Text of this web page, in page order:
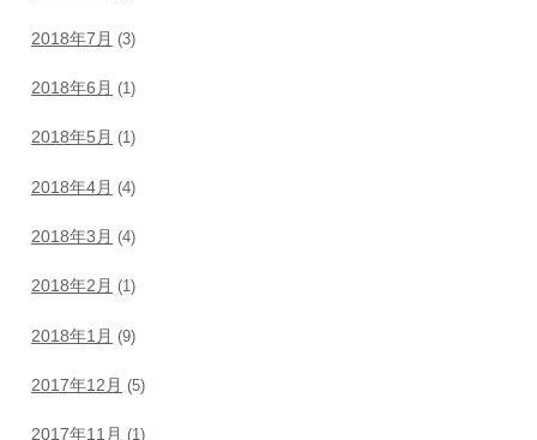
2018年7月 (3)
2018年6月 (1)
2018年5月 (1)
2018年4月 (4)
2018年3月 (4)
2018年2月 (1)
2018年1月 (9)
2017年12月 (5)
2017年11月 (1)